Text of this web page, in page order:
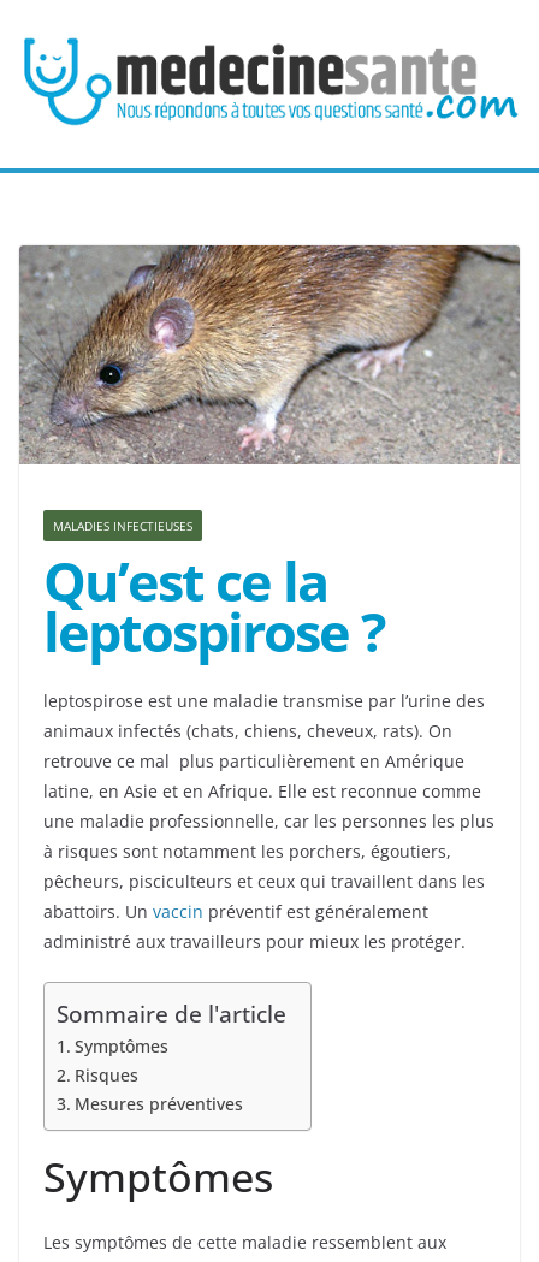
contenu
MALADIES INFECTIEUSES
Qu’est ce la
leptospirose ?
leptospirose est une maladie transmise par l’urine des
animaux infectés (chats, chiens, cheveux, rats). On
retrouve ce mal plus particulièrement en Amérique
latine, en Asie et en Afrique. Elle est reconnue comme
une maladie professionnelle, car les personnes les plus
à risques sont notamment les porchers, égoutiers,
pêcheurs, pisciculteurs et ceux qui travaillent dans les
abattoirs. Un vaccin préventif est généralement
administré aux travailleurs pour mieux les protéger.
Sommaire de l'article
Symptômes
Risques
Mesures préventives
Symptômes
Les symptômes de cette maladie ressemblent aux